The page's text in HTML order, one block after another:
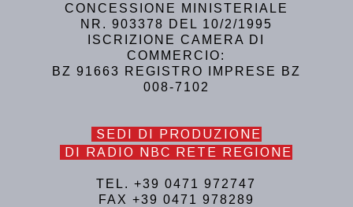
CONCESSIONE MINISTERIALE
NR. 903378 DEL 10/2/1995
ISCRIZIONE CAMERA DI
COMMERCIO:
BZ 91663 REGISTRO IMPRESE BZ
008-7102
SEDI DI PRODUZIONE
DI RADIO NBC RETE REGIONE
TEL. +39 0471 972747
FAX +39 0471 978289